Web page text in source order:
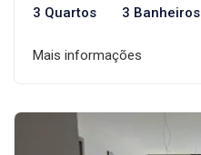
3 Quartos 3 Banheiros
Mais informações